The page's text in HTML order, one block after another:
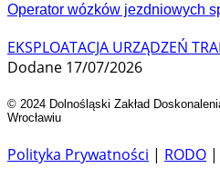
Operator wózków jezdniowych
EKSPLOATACJA URZĄDZEŃ
Dodane 17/07/2026
© 2024 Dolnośląski Zakład
Wrocławiu
Polityka Prywatności | RODO |